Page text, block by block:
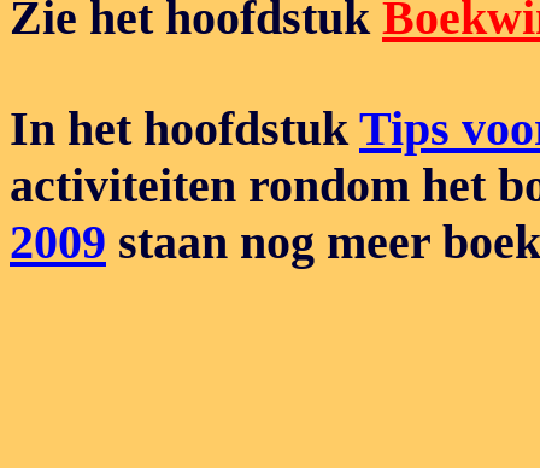
Zie het hoofdstuk
In het hoofdstukTips
activiteiten rondom het
2009 staan nog meer